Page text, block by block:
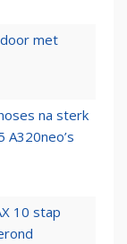
met
na sterk
A320neo’s
10 stap